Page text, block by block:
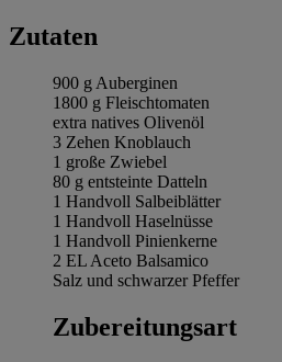
Zutaten
900 g Auberginen
1800 g Fleischtomaten
extra natives Olivenöl
3 Zehen Knoblauch
1 große Zwiebel
80 g entsteinte Datteln
1 Handvoll Salbeiblätter
1 Handvoll Haselnüsse
1 Handvoll Pinienkerne
2 EL Aceto Balsamico
Salz und schwarzer Pfeffer
Zubereitungsart